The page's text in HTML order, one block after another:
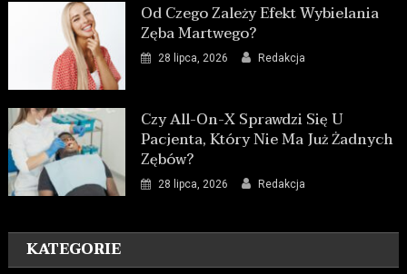
Od Czego Zależy Efekt Wybielania
Zęba Martwego?
28 lipca, 2026 Redakcja
Czy All-On-X Sprawdzi Się U
Pacjenta, Który Nie Ma Już Żadnych
Zębów?
28 lipca, 2026 Redakcja
KATEGORIE